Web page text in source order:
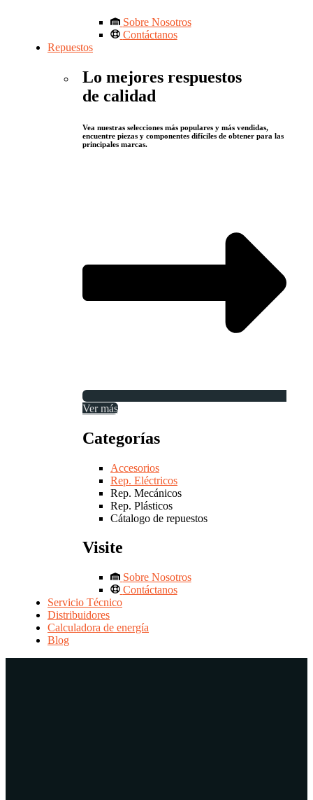
Sobre Nosotros
Contáctanos
Repuestos
Lo mejores respuestos
de calidad
Vea nuestras selecciones más populares y más vendidas,
encuentre piezas y componentes difíciles de obtener para las
principales marcas.
Ver más
Categorías
Accesorios
Rep. Eléctricos
Rep. Mecánicos
Rep. Plásticos
Cátalogo de repuestos
Visite
Sobre Nosotros
Contáctanos
Servicio Técnico
Distribuidores
Calculadora de energía
Blog